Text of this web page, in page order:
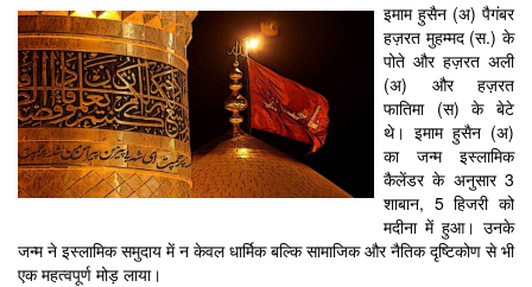
इमाम हुसैन (अ) पैगंबर
हज़रत मुहम्मद (स.) के
पोते और हज़रत अली
(अ) और हज़रत
फातिमा (स) के बेटे
थे। इमाम हुसैन (अ)
का जन्म इस्लामिक
कैलेंडर के अनुसार 3
शाबान, 5 हिजरी को
मदीना में हुआ। उनके
जन्म ने इस्लामिक समुदाय में न केवल धार्मिक बल्कि सामाजिक और नैतिक दृष्टिकोण से भी
एक महत्वपूर्ण मोड़ लाया।